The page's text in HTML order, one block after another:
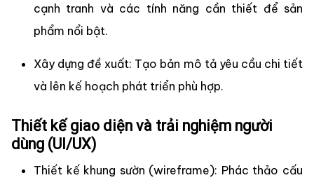
cạnh tranh và các tính năng cần thiết để sản
phẩm nổi bật.
Xây dựng đề xuất: Tạo bản mô tả yêu cầu chi tiết
và lên kế hoạch phát triển phù hợp.
Thiết kế giao diện và trải nghiệm người
dùng (UI/UX)
Thiết kế khung sườn (wireframe): Phác thảo cấu